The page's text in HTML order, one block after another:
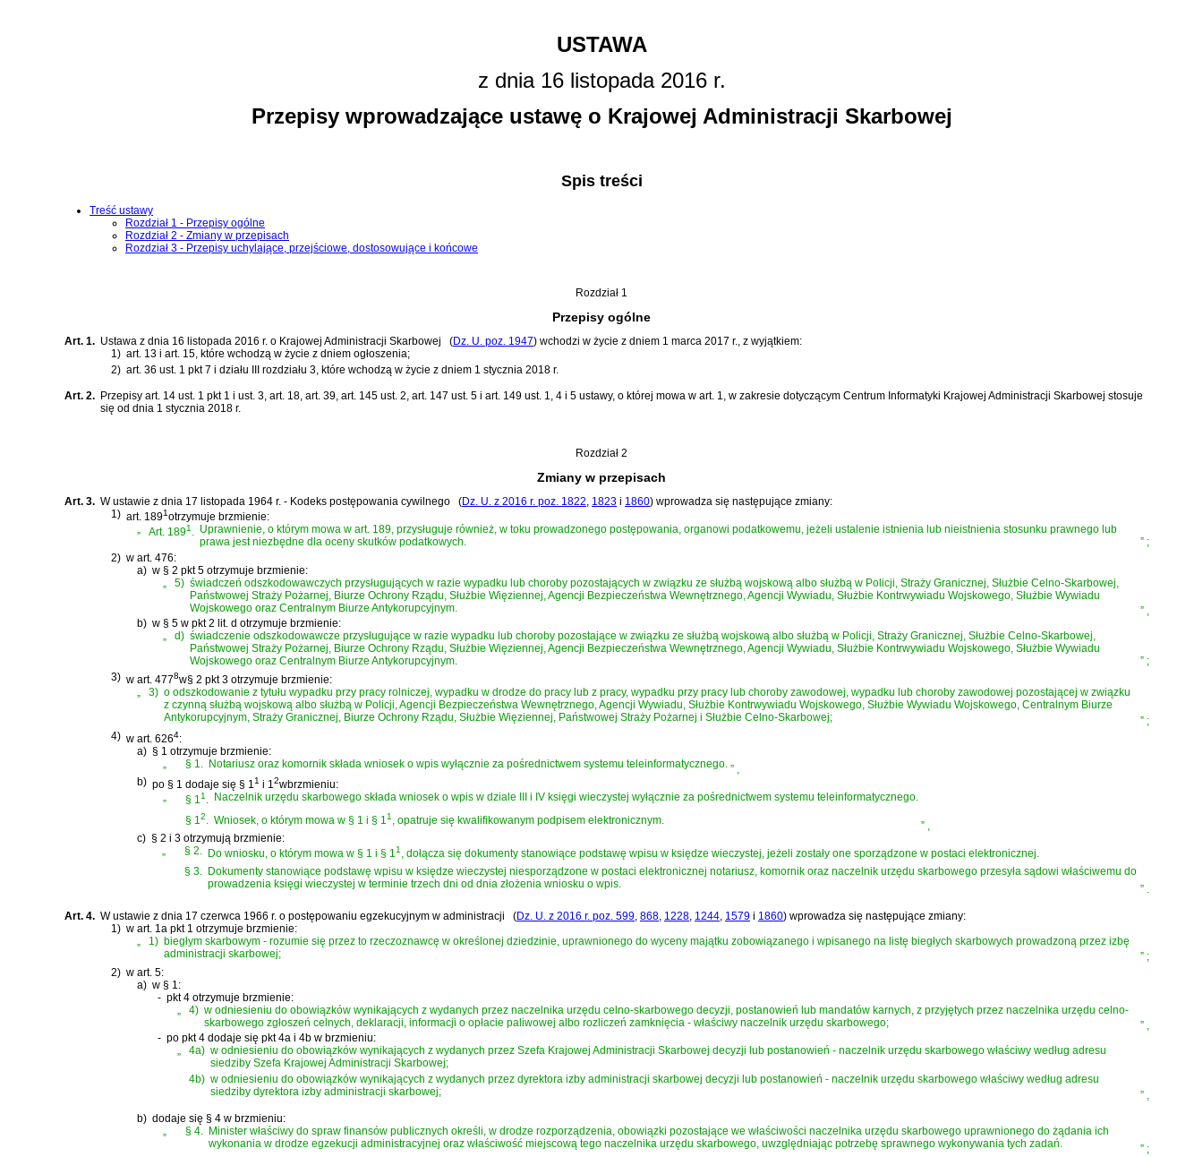
USTAWA
z dnia 16 listopada 2016 r.
Przepisy wprowadzające ustawę o Krajowej Administracji Skarbowej
Spis treści
Treść ustawy
Rozdział 1 - Przepisy ogólne
Rozdział 2 - Zmiany w przepisach
Rozdział 3 - Przepisy uchylające, przejściowe, dostosowujące i końcowe
Rozdział 1
Przepisy ogólne
Art. 1. Ustawa z dnia 16 listopada 2016 r. o Krajowej Administracji Skarbowej (Dz. U. poz. 1947) wchodzi w życie z dniem 1 marca 2017 r., z wyjątkiem:
1) art. 13 i art. 15, które wchodzą w życie z dniem ogłoszenia;
2) art. 36 ust. 1 pkt 7 i działu III rozdziału 3, które wchodzą w życie z dniem 1 stycznia 2018 r.
Art. 2. Przepisy art. 14 ust. 1 pkt 1 i ust. 3, art. 18, art. 39, art. 145 ust. 2, art. 147 ust. 5 i art. 149 ust. 1, 4 i 5 ustawy, o której mowa w art. 1, w zakresie dotyczącym Centrum Informatyki Krajowej Administracji Skarbowej stosuje
się od dnia 1 stycznia 2018 r.
Rozdział 2
Zmiany w przepisach
Art. 3. Wustawie z dnia 17 listopada 1964 r. - Kodeks postępowania cywilnego (Dz. U. z 2016 r. poz. 1822, 1823 i 1860) wprowadza się następujące zmiany:
1) art. 1891otrzymuje brzmienie:
„
Art. 1891 . Uprawnienie, o którym mowa w art. 189, przysługuje również, w toku prowadzonego postępowania, organowi podatkowemu, jeżeli ustalenie istnienia lub nieistnienia stosunku prawnego lub
prawa jest niezbędne dla oceny skutków podatkowych.
” ;
2) w art. 476:
a) w § 2 pkt 5 otrzymuje brzmienie:
5) świadczeń odszkodowawczych przysługujących w razie wypadku lub choroby pozostających w związku ze służbą wojskową albo służbą w Policji, Straży Granicznej, Służbie Celno-Skarbowej,
Państwowej Straży Pożarnej, Biurze Ochrony Rządu, Służbie Więziennej, Agencji Bezpieczeństwa Wewnętrznego, Agencji Wywiadu, Służbie Kontrwywiadu Wojskowego, Służbie Wywiadu
Wojskowego oraz Centralnym Biurze Antykorupcyjnym.
” ,
b) w § 5 w pkt 2 lit. d otrzymuje brzmienie:
„
d) świadczenie odszkodowawcze przysługujące w razie wypadku lub choroby pozostające w związku ze służbą wojskową albo służbą w Policji, Straży Granicznej, Służbie Celno-Skarbowej,
Państwowej Straży Pożarnej, Biurze Ochrony Rządu, Służbie Więziennej, Agencji Bezpieczeństwa Wewnętrznego, Agencji Wywiadu, Służbie Kontrwywiadu Wojskowego, Służbie Wywiadu
Wojskowego oraz Centralnym Biurze Antykorupcyjnym.
” ;
3) w art. 4778w§ 2 pkt 3 otrzymuje brzmienie:
„
3) o odszkodowanie z tytułu wypadku przy pracy rolniczej, wypadku w drodze do pracy lub z pracy, wypadku przy pracy lub choroby zawodowej, wypadku lub choroby zawodowej pozostającej w związku
z czynną służbą wojskową albo służbą w Policji, Agencji Bezpieczeństwa Wewnętrznego, Agencji Wywiadu, Służbie Kontrwywiadu Wojskowego, Służbie Wywiadu Wojskowego, Centralnym Biurze
Antykorupcyjnym, Straży Granicznej, Biurze Ochrony Rządu, Służbie Więziennej, Państwowej Straży Pożarnej i Służbie Celno-Skarbowej;
” ;
4) w art. 6264:
a) § 1 otrzymuje brzmienie:
„
§ 1. Notariusz oraz komornik składa wniosek o wpis wyłącznie za pośrednictwem systemu teleinformatycznego. ” ,
b) po § 1 dodaje się § 11 i 12wbrzmieniu:
„
§ 11 . Naczelnik urzędu skarbowego składa wniosek o wpis w dziale III i IV księgi wieczystej wyłącznie za pośrednictwem systemu teleinformatycznego.
§ 12. Wniosek, o którym mowa w § 1 i § 11 , opatruje się kwalifikowanym podpisem elektronicznym. ” ,
c) § 2 i 3 otrzymują brzmienie:
„
§ 2. Do wniosku, o którym mowa w § 1 i § 11 , dołącza się dokumenty stanowiące podstawę wpisu w księdze wieczystej, jeżeli zostały one sporządzone w postaci elektronicznej.
§ 3. Dokumenty stanowiące podstawę wpisu w księdze wieczystej niesporządzone w postaci elektronicznej notariusz, komornik oraz naczelnik urzędu skarbowego przesyła sądowi właściwemu do
prowadzenia księgi wieczystej w terminie trzech dni od dnia złożenia wniosku o wpis.
” .
Art. 4. Wustawie z dnia 17 czerwca 1966 r. o postępowaniu egzekucyjnym w administracji (Dz. U. z 2016 r. poz. 599 868 1228 1244 1579 i 1860) wprowadza się następujące zmiany:
1) w art. 1a pkt 1 otrzymuje brzmienie:
1) biegłym skarbowym - rozumie się przez to rzeczoznawcę w określonej dziedzinie, uprawnionego do wyceny majątku zobowiązanego i wpisanego na listę biegłych skarbowych prowadzoną przez izbę
administracji skarbowej;
” ;
2) w art. 5:
a) w § 1:
- pkt 4 otrzymuje brzmienie:
„
4) w odniesieniu do obowiązków wynikających z wydanych przez naczelnika urzędu celno-skarbowego decyzji, postanowień lub mandatów karnych, z przyjętych przez naczelnika urzędu celno-
skarbowego zgłoszeń celnych, deklaracji, informacji o opłacie paliwowej albo rozliczeń zamknięcia - właściwy naczelnik urzędu skarbowego;
” ,
- po pkt 4 dodaje się pkt 4a i 4b w brzmieniu:
„
4a) w odniesieniu do obowiązków wynikających z wydanych przez Szefa Krajowej Administracji Skarbowej decyzji lub postanowień - naczelnik urzędu skarbowego właściwy według adresu
siedziby Szefa Krajowej Administracji Skarbowej;
4b) w odniesieniu do obowiązków wynikających z wydanych przez dyrektora izby administracji skarbowej decyzji lub postanowień - naczelnik urzędu skarbowego właściwy według adresu
siedziby dyrektora izby administracji skarbowej;
”
b) dodaje się § 4 w brzmieniu:
§ 4.
Minister właściwy do spraw finansów publicznych określi, w drodze rozporządzenia, obowiązki pozostające we właściwości naczelnika urzędu skarbowego uprawnionego do żądania ich
wykonania w drodze egzekucji administracyjnej oraz właściwość miejscową tego naczelnika urzędu skarbowego, uwzględniając potrzebę sprawnego wykonywania tych zadań.
” ;